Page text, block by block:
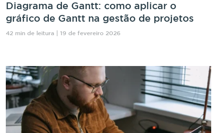
Diagrama de Gantt: como aplicar o
gráfico de Gantt na gestão de projetos
42 min de leitura | 19 de fevereiro 2026